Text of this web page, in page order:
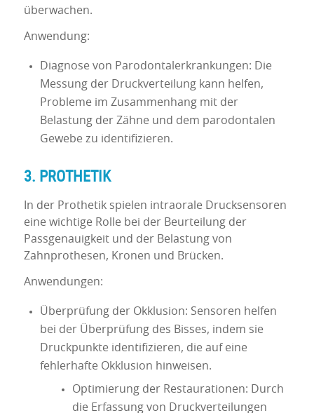
überwachen.
Anwendung:
Diagnose von Parodontalerkrankungen: Die
Messung der Druckverteilung kann helfen,
Probleme im Zusammenhang mit der
Belastung der Zähne und dem parodontalen
Gewebe zu identifizieren.
3. PROTHETIK
In der Prothetik spielen intraorale Drucksensoren
eine wichtige Rolle bei der Beurteilung der
Passgenauigkeit und der Belastung von
Zahnprothesen, Kronen und Brücken.
Anwendungen:
Überprüfung der Okklusion: Sensoren helfen
bei der Überprüfung des Bisses, indem sie
Druckpunkte identifizieren, die auf eine
fehlerhafte Okklusion hinweisen.
Optimierung der Restaurationen: Durch
die Erfassung von Druckverteilungen